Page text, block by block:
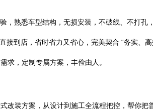
熟悉车型结构，无损安装，不破线、不打孔
到店，省时省力又省心，完美契合 “务实、高
求，定制专属方案，丰俭由人。
装方案，从设计到施工全流程把控，帮你把